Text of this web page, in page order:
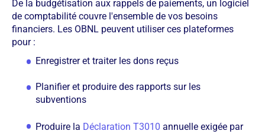
De la budgétisation aux rappels de paiements, un logiciel
de comptabilité couvre l'ensemble de vos besoins
financiers. Les OBNL peuvent utiliser ces plateformes
pour :
Enregistrer et traiter les dons reçus
Planifier et produire des rapports sur les
subventions
Produire la Déclaration T3010 annuelle exigée par